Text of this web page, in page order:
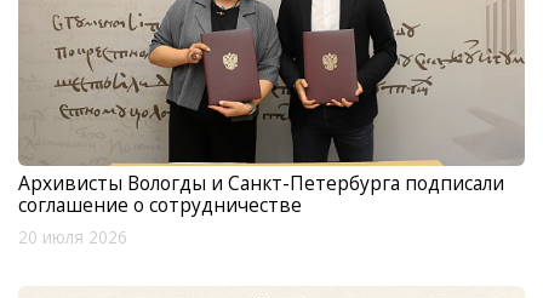
Архивисты Вологды и Санкт-Петербурга подписали
соглашение о сотрудничестве
20 июля 2026